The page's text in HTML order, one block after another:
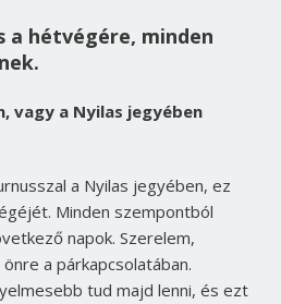
a hétvégére, minden
vagy a Nyilas jegyében
a Nyilas jegyében, ez
Minden szempontból
napok. Szerelem,
a párkapcsolatában.
tud majd lenni, és ezt